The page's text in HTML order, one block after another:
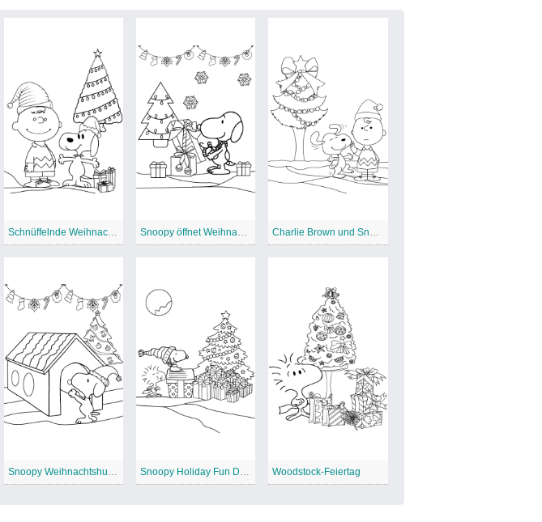
Schnüffelnde Weihnachtsaktivität Snoopy öffnet Weihnachtsgeschenke Charlie Brown und Snoopy Weihnachten
Snoopy Weihnachtshundehütte Snoopy Holiday Fun Druckbar Woodstock-Feiertag